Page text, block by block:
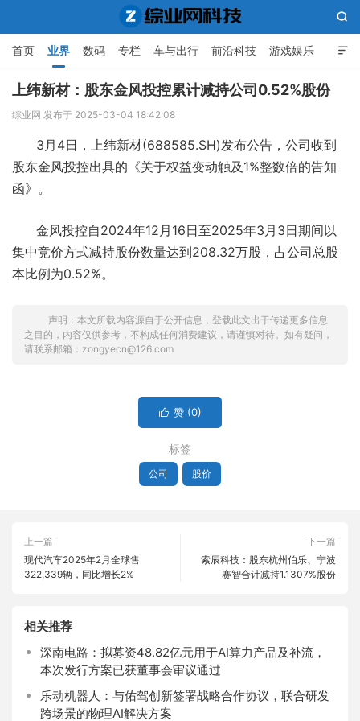

首页 业界 数码 专栏 车与出行 前沿科技 游戏娱乐
人工智能

上纬新材：股东金风投控累计减持公司0.52%股份
综业网 发布于 2025-03-04 18:42:08
3月4日，上纬新材(688585.SH)发布公告，公司收到
股东金风投控出具的《关于权益变动触及1%整数倍的告知
函》。
金风投控自2024年12月16日至2025年3月3日期间以
集中竞价方式减持股份数量达到208.32万股，占公司总股
本比例为0.52%。
声明：本文所载内容源自于公开信息，登载此文出于传递更多信息
之目的，内容仅供参考，不构成任何消费建议，请谨慎对待。如有疑问，
请联系邮箱：zongyecn@126.com
 赞 (0)
标签
公司 股价
上一篇
现代汽车2025年2月全球售
322,339辆，同比增长2%
下一篇
索辰科技：股东杭州伯乐、宁波
赛智合计减持1.1307%股份
相关推荐
深南电路：拟募资48.82亿元用于AI算力产品及补流，
本次发行方案已获董事会审议通过
乐动机器人：与佑驾创新签署战略合作协议，联合研发
跨场景的物理AI解决方案